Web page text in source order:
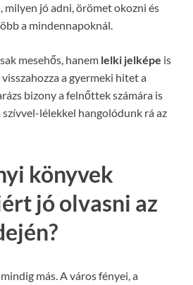
milyen jó adni, örömet okozni és
a mindennapoknál.
mesehős, hanem lelki jelképe is
a gyermeki hitet a
bizony a felnőttek számára is
lélekkel hangolódunk rá az
könyvek
jó olvasni az
más. A város fényei, a